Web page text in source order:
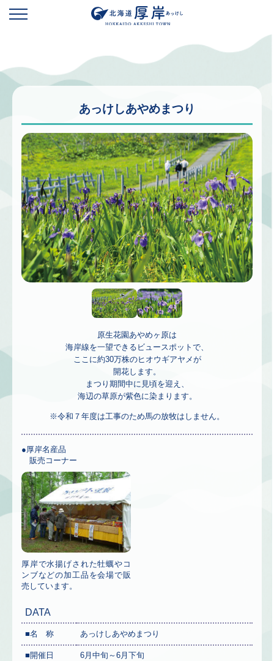
あっけしあやめまつり
原生花園あやめヶ原は
海岸線を一望できるビュースポットで、
ここに約30万株のヒオウギアヤメが
開花します。
まつり期間中に見頃を迎え、
海辺の草原が紫色に染まります。
※令和７年度は工事のため馬の放牧はしません。
●厚岸名産品
販売コーナー
厚岸で水揚げされた牡蠣やコ
ンブなどの加工品を会場で販
売しています。
DATA
■名 称 あっけしあやめまつり
■開催日 6月中旬～6月下旬